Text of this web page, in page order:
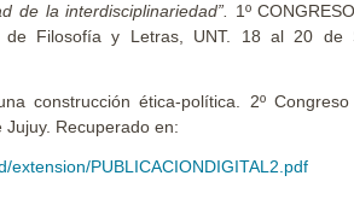
de la interdisciplinariedad”. 1º
de Filosofía y Letras, UNT. 18 al 20 de
construcción ética-política. 2º
Recuperado en:
extension/PUBLICACIONDIGITAL2.pdf